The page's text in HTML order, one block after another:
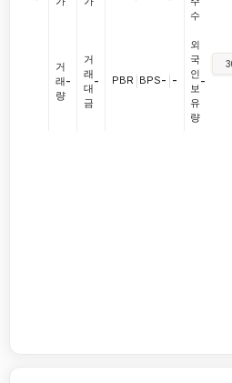
거
래
량
-
거
래
대
금
- PBR BPS- -
수
외
국
인
보
유
량
-